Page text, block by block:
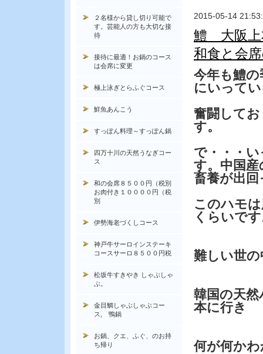
2015-05-14
鱧 大阪上
和食と会
今年も鱧
にいって
奮闘して
す。
で・・・
す。中国
畜養が出
このハモ
くらいで
難しい世
韓国の天
本に行き
何が何か
２名様から貸し切り可能で
す。芸能人の方も大切な接
待
接待に最適！お鍋のコース
は会席に変更
極上泳ぎとらふぐコース
鮮魚あんこう
すっぽん料理～すっぽん鍋
四万十川の天然うなぎコー
ス
和の会席８５００円（税別
お肉付き１００００円（税
別
伊勢海老づくしコース
神戸牛サーロインステーキ
コースサーロ８５００円税
松坂牛すきやき しゃぶしゃ
ぶ。
金目鯛しゃぶしゃぶコー
ス, 鴨鍋
お鍋、クエ、ふぐ、のお持
ち帰り